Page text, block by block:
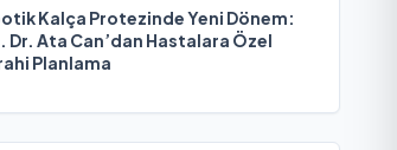
Kalça Protezinde Yeni Dönem:
Dr. Ata Can’dan Hastalara Özel
Planlama